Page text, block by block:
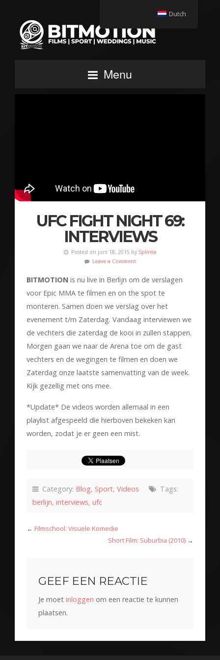
Menu
UFC FIGHT NIGHT 69:
INTERVIEWS
Posted on juni 18, 2015 by Splinta
Leave a Comment
BITMOTION is nu live in Berlijn om de verslagen
voor Epic MMA te filmen en on the spot te
monteren. Samen doen we verslag over het
evenement t/m Zaterdag. Vandaag interviewen we
de vechters die zaterdag de kooi in zullen stappen.
Morgen gaan we naar de Arena toe om de gast
vechters en de wegingen te filmen en doen we
Zaterdag onze laatste samenvatting van de week.
Kijk gezellig met ons mee.
*Update* De videos worden allemaal in een
playlist afgespeeld die hierboven bekeken kan
worden, zodat je er geen een mist.
Category: Blog, Sport, Videos
Tags:
berlijn, interviews, ufc
← Filmschool: Visuele Komedie
Short Film: Suburbia (2010) →
GEEF EEN REACTIE
Je moet inloggen om een reactie te kunnen
plaatsen.
Dutch